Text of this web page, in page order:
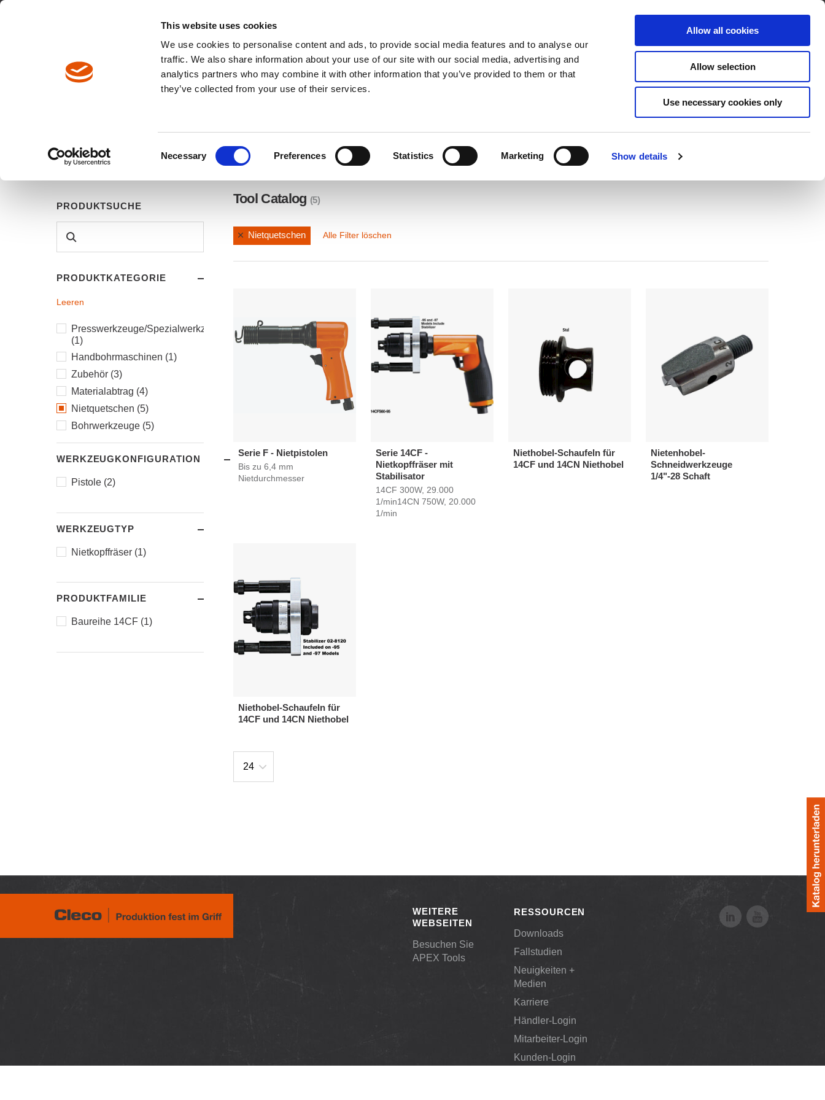
This website uses cookies
We use cookies to personalise content and ads, to provide social media features and to analyse our
traffic. We also share information about your use of our site with our social media, advertising and
analytics partners who may combine it with other information that you’ve provided to them or that
they’ve collected from your use of their services.
Necessary Preferences Statistics Marketing Show details
Allow all cookies
Allow selection
Use necessary cookies only
Über Cleco Kontakt
PRODUKTE LÖSUNGEN DOWNLOADS SERVICE & SUPPORT
Produktkatalog
PRODUKTSUCHE
PRODUKTKATEGORIE
Leeren
Presswerkzeuge/Spezialwerkzeuge
(1)
Handbohrmaschinen (1)
Zubehör (3)
Materialabtrag (4)
Nietquetschen (5)
Bohrwerkzeuge (5)
WERKZEUGKONFIGURATION
Pistole (2)
WERKZEUGTYP
Nietkopffräser (1)
PRODUKTFAMILIE
Baureihe 14CF (1)
Tool Catalog (5)
Nietquetschen Alle Filter löschen
Serie F - Nietpistolen
Bis zu 6,4 mm
Nietdurchmesser
Serie 14CF -
Nietkopffräser mit
Stabilisator
14CF 300W, 29.000
1/min14CN 750W, 20.000
1/min
Niethobel-Schaufeln für
14CF und 14CN Niethobel
Nietenhobel-
Schneidwerkzeuge
1/4"-28 Schaft
Niethobel-Schaufeln für
14CF und 14CN Niethobel
WEITERE
WEBSEITEN
Besuchen Sie
APEX Tools
RESSOURCEN
Downloads
Fallstudien
Neuigkeiten +
Medien
Karriere
Händler-Login
Mitarbeiter-Login
Kunden-Login